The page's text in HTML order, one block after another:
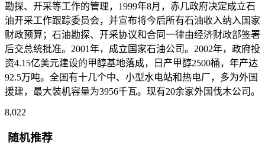
勘探、开采等工作的管理，1999年8月，赤几政府决定成立石
油开采工作跟踪委员会，并宣布将今后所有石油收入纳入国家
财政预算；石油勘探、开采协议和合同一律由经济财政部签署
后交总统批准。2001年，成立国家石油公司。2002年，政府投
资4.15亿美元建设的甲醇基地落成，日产甲醇2500桶，年产达
92.5万吨。全国有十几个中、小型水电站和热电厂，多为外国
援建，最大装机容量为3956千瓦。现有20余家外国伐木公司。
8,022
随机推荐